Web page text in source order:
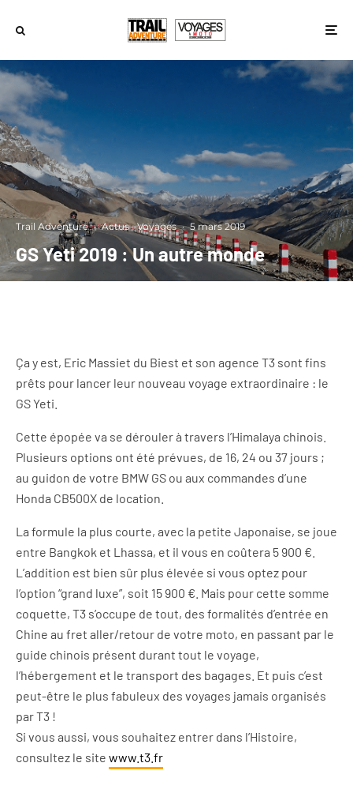
Trail Adventure · Actus Voyages · 5 mars 2019
GS Yeti 2019 : Un autre monde
Ça y est, Eric Massiet du Biest et son agence T3 sont fins
prêts pour lancer leur nouveau voyage extraordinaire : le
GS Yeti.
Cette épopée va se dérouler à travers l’Himalaya chinois.
Plusieurs options ont été prévues, de 16, 24 ou 37 jours ;
au guidon de votre BMW GS ou aux commandes d’une
Honda CB500X de location.
La formule la plus courte, avec la petite Japonaise, se joue
entre Bangkok et Lhassa, et il vous en coûtera 5 900 €.
L’addition est bien sûr plus élevée si vous optez pour
l’option “grand luxe”, soit 15 900 €. Mais pour cette somme
coquette, T3 s’occupe de tout, des formalités d’entrée en
Chine au fret aller/retour de votre moto, en passant par le
guide chinois présent durant tout le voyage,
l’hébergement et le transport des bagages. Et puis c’est
peut-être le plus fabuleux des voyages jamais organisés
par T3 !
Si vous aussi, vous souhaitez entrer dans l’Histoire,
consultez le site www.t3.fr